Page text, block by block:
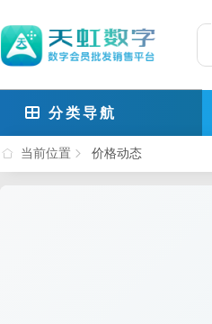
分类导航
当前位置 价格动态